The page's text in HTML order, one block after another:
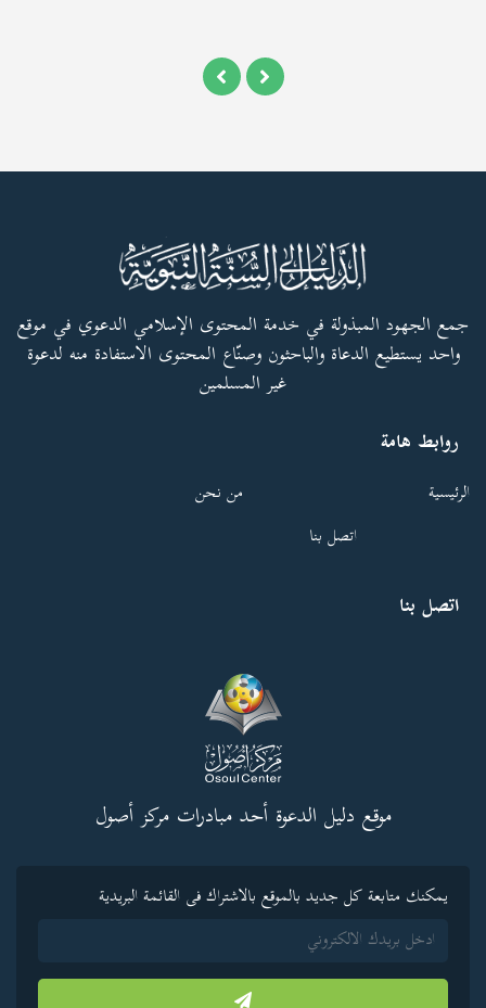
جمع الجهود المبذولة في خدمة المحتوى الإسلامي الدعوي في موقع
واحد يستطيع الدعاة والباحثون وصنّاع المحتوى الاستفادة منه لدعوة
غير المسلمين
روابط هامة
الرئيسية
من نحن
اتصل بنا
اتصل بنا
موقع دليل الدعوة أحد مبادرات مركز أصول
يمكنك متابعة كل جديد بالموقع بالاشتراك فى القائمة البريدية